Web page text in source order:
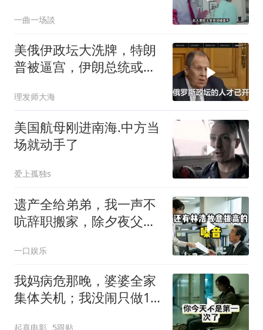
一曲一场談
美俄伊政坛大洗牌，特朗
普被逼宫，伊朗总统或下
理发师大海
美国航母刚进南海.中方当
场就动手了
爱上孤独s
遗产全给弟弟，我一声不
吭辞职搬家，除夕夜父亲
一口娱乐
我妈病危那晚，婆婆全家
集体关机；我没闹只做1
起喜电影 5跟贴